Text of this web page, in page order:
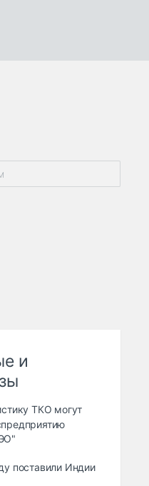
и
ТКО могут
поставили Индии